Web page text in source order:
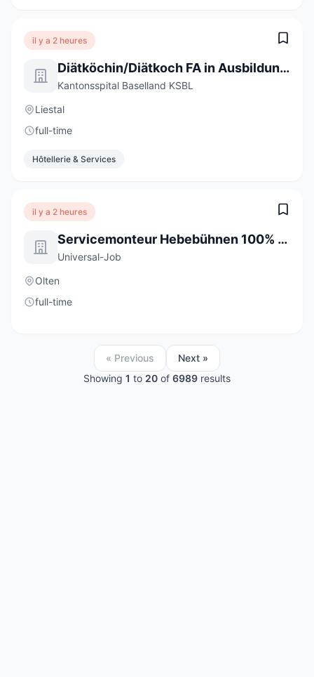
il y a 2 heures
Diätköchin/Diätkoch FA in Ausbildung 2027 (a) 100%
Kantonsspital Baselland KSBL
Liestal
full-time
Hôtellerie & Services
il y a 2 heures
Servicemonteur Hebebühnen 100% (m/w/d)
Universal-Job
Olten
full-time
« Previous
Next »
Showing 1 to 20 of 6989 results